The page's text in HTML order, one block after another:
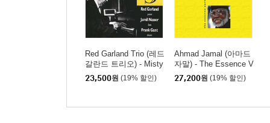
Red Garland Trio (레드
갈란드 트리오) - Misty
Red
23,500원 (19% 할인)
Ahmad Jamal (아마드
자말) - The Essence V
ol.1
27,200원 (19% 할인)